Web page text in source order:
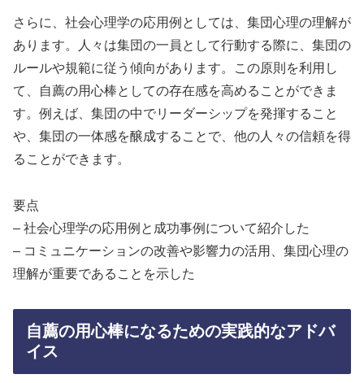
さらに、社会心理学の応用例としては、集団心理の理解が
あります。人々は集団の一員として行動する際に、集団の
ルールや規範に従う傾向があります。この原則を利用し
て、自薦の用心棒としての存在感を高めることができま
す。例えば、集団の中でリーダーシップを発揮すること
や、集団の一体感を醸成することで、他の人々の信頼を得
ることができます。
要点
– 社会心理学の応用例と成功事例について紹介した
– コミュニケーションの改善や影響力の活用、集団心理の
理解が重要であることを示した
自薦の用心棒になるための実践的なアドバ
イス